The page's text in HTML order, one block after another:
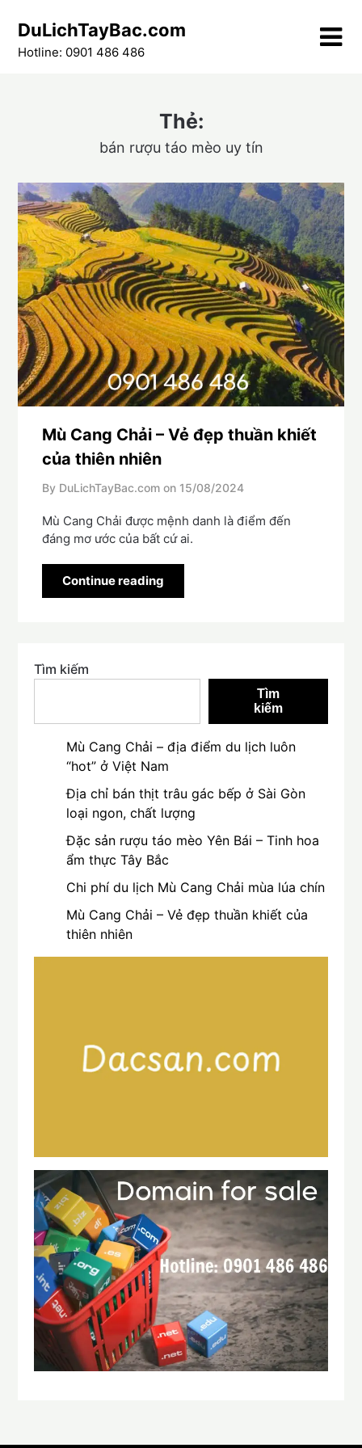
content
DuLichTayBac.com
Hotline: 0901 486 486
Thẻ:
bán rượu táo mèo uy tín
Mù Cang Chải – Vẻ đẹp thuần khiết
của thiên nhiên
By DuLichTayBac.com on 15/08/2024
Mù Cang Chải được mệnh danh là điểm đến
đáng mơ ước của bất cứ ai.
Continue reading
Tìm kiếm
Tìm
kiếm
Mù Cang Chải – địa điểm du lịch luôn
“hot” ở Việt Nam
Địa chỉ bán thịt trâu gác bếp ở Sài Gòn
loại ngon, chất lượng
Đặc sản rượu táo mèo Yên Bái – Tinh hoa
ẩm thực Tây Bắc
Chi phí du lịch Mù Cang Chải mùa lúa chín
Mù Cang Chải – Vẻ đẹp thuần khiết của
thiên nhiên